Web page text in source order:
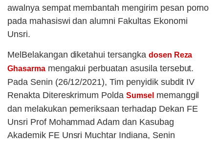
awalnya sempat membantah mengirim pesan porno
pada mahasiswi dan alumni Fakultas Ekonomi
Unsri.
MelBelakangan diketahui tersangka dosen Reza
Ghasarmamengakui perbuatan asusila tersebut.
Pada Senin (26/12/2021), Tim penyidik subdit IV
Renakta Ditereskrimum PoldaSumsel memanggil
dan melakukan pemeriksaan terhadap Dekan FE
Unsri Prof Mohammad Adam dan Kasubag
Akademik FE Unsri Muchtar Indiana, Senin